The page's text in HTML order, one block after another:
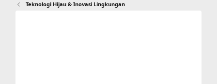
Teknologi Hijau & Inovasi Lingkungan